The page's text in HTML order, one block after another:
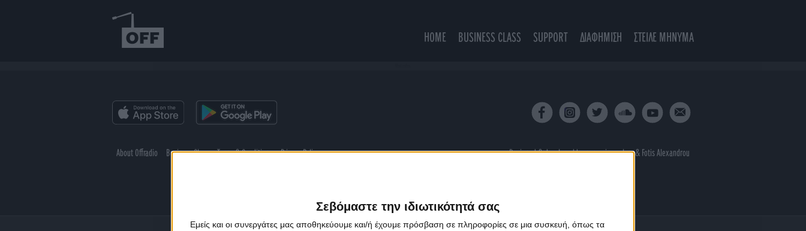
Σεβόμαστε την ιδιωτικότητά σας
Εμείς και οι συνεργάτες μας αποθηκεύουμε και/ή έχουμε πρόσβαση σε πληροφορίες σε μια συσκευή, όπως τα
HOME BUSINESS CLASS SUPPORT ΔΙΑΦΗΜΙΣΗ ΣΤΕΙΛΕ ΜΗΝΥΜΑ
About Offradio Business Class Terms & Conditions Privacy Policy Designed & developed byporcupine colors& Fotis Alexandrou